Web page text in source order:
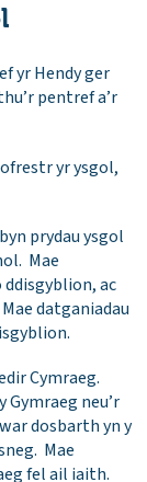
yr Hendy ger
pentref a’r
yr ysgol,
prydau ysgol
Mae
ac
datganiadau
Cymraeg.
Gymraeg neu’r
dosbarth yn y
Mae
fel ail iaith.